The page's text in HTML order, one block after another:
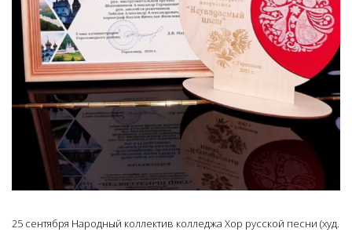
25 сентября Народный коллектив колледжа Хор русской песни (худ.